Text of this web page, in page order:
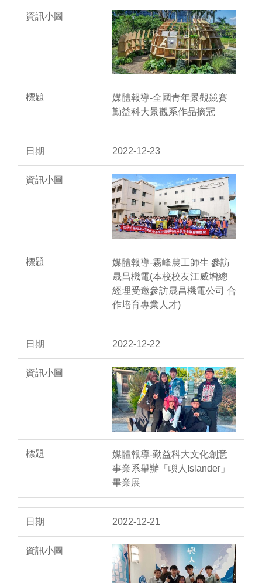
媒體報導-全國青年景觀競賽
勤益科大景觀系作品摘冠
2022-12-23
媒體報導-霧峰農工師生 參訪
晟昌機電(本校校友江威增總
經理受邀參訪晟昌機電公司 合
作培育專業人才)
2022-12-22
媒體報導-勤益科大文化創意
事業系舉辦「嶼人Islander」
畢業展
2022-12-21